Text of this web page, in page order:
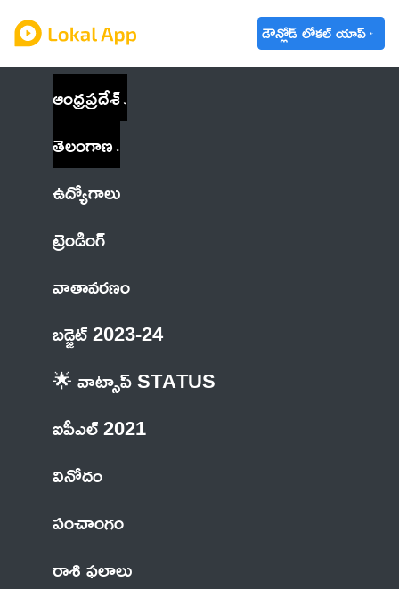
డౌన్లోడ్ లోకల్ యాప్
ఆంధ్రప్రదేశ్
తెలంగాణ
ఉద్యోగాలు
ట్రెండింగ్
వాతావరణం
బడ్జెట్ 2023-24
🌟 వాట్సాప్ STATUS
ఐపీఎల్ 2021
వినోదం
పంచాంగం
రాశి ఫలాలు